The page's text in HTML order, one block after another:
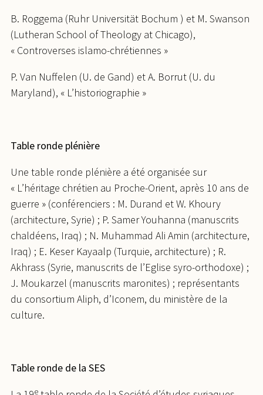
B. Roggema (Ruhr Universität Bochum ) et M. Swanson
(Lutheran School of Theology at Chicago),
« Controverses islamo-chrétiennes »
P. Van Nuffelen (U. de Gand) et A. Borrut (U. du
Maryland), « L’historiographie »
Table ronde plénière
Une table ronde plénière a été organisée sur
« L’héritage chrétien au Proche-Orient, après 10 ans de
guerre » (conférenciers : M. Durand et W. Khoury
(architecture, Syrie) ; P. Samer Youhanna (manuscrits
chaldéens, Iraq) ; N. Muhammad Ali Amin (architecture,
Iraq) ; E. Keser Kayaalp (Turquie, architecture) ; R.
Akhrass (Syrie, manuscrits de l’Eglise syro-orthodoxe) ;
J. Moukarzel (manuscrits maronites) ; représentants
du consortium Aliph, d’Iconem, du ministère de la
culture.
Table ronde de la SES
e